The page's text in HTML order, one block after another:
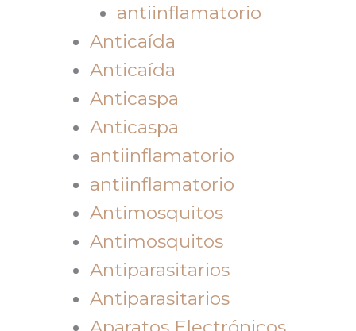
antiinflamatorio
Anticaída
Anticaída
Anticaspa
Anticaspa
antiinflamatorio
antiinflamatorio
Antimosquitos
Antimosquitos
Antiparasitarios
Antiparasitarios